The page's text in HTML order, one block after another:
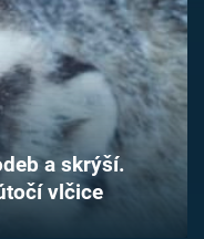
a skrýší.
vlčice